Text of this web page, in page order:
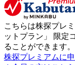
こちらは株探プレミ
ットプラン 」 限定
ることができます。
株探プレミアムに